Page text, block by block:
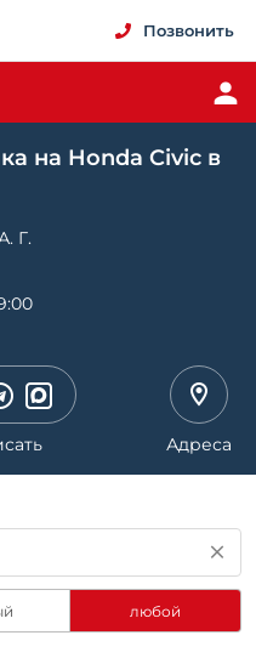
Позвонить
на Honda Civic в
Г.
Адреса
любой